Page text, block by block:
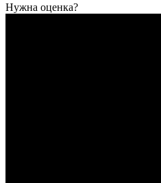
Нужна оценка?